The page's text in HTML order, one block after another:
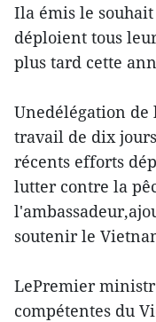
Ila émis le
déploient tous
plus tard cette
Unedélégation de
travail de dix
récents efforts
lutter contre la
soutenir le
LePremier
compétentes du